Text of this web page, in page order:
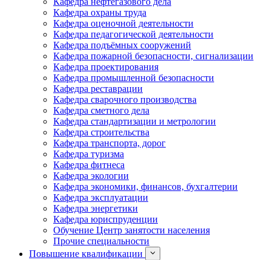
Кафедра охраны труда
Кафедра оценочной деятельности
Кафедра педагогической деятельности
Кафедра подъёмных сооружений
Кафедра пожарной безопасности, сигнализации
Кафедра проектирования
Кафедра промышленной безопасности
Кафедра реставрации
Кафедра сварочного производства
Кафедра сметного дела
Кафедра стандартизации и метрологии
Кафедра строительства
Кафедра транспорта, дорог
Кафедра туризма
Кафедра фитнеса
Кафедра экологии
Кафедра экономики, финансов, бухгалтерии
Кафедра эксплуатации
Кафедра энергетики
Кафедра юриспруденции
Обучение Центр занятости населения
Прочие специальности
Повышение квалификации